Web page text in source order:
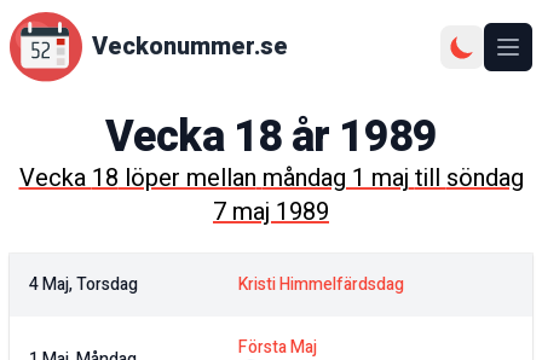
Veckonummer.se
Vecka18år 1989
Vecka18löper mellanmåndag 1 majtillsöndag
7 maj 1989
4 Maj, Torsdag Kristi Himmelfärdsdag
Första Maj